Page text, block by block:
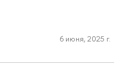
6 июня, 2025 г.